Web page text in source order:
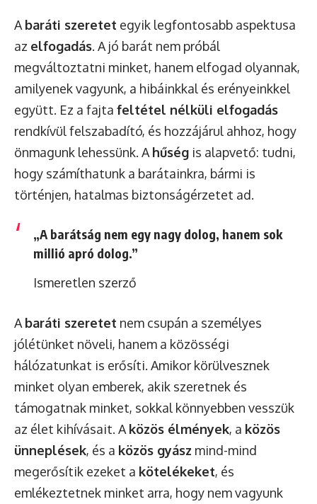
A baráti szeretet egyik legfontosabb aspektusa
az elfogadás. A jó barát nem próbál
megváltoztatni minket, hanem elfogad olyannak,
amilyenek vagyunk, a hibáinkkal és erényeinkkel
együtt. Ez a fajta feltétel nélküli elfogadás
rendkívül felszabadító, és hozzájárul ahhoz, hogy
önmagunk lehessünk. A hűség is alapvető: tudni,
hogy számíthatunk a barátainkra, bármi is
történjen, hatalmas biztonságérzetet ad.
„A barátság nem egy nagy dolog, hanem sok
millió apró dolog.”
Ismeretlen szerző
A baráti szeretet nem csupán a személyes
jólétünket növeli, hanem a közösségi
hálózatunkat is erősíti. Amikor körülvesznek
minket olyan emberek, akik szeretnek és
támogatnak minket, sokkal könnyebben vesszük
az élet kihívásait. A közös élmények, a közös
ünneplések, és a közös gyász mind-mind
megerősítik ezeket a kötelékeket, és
emlékeztetnek minket arra, hogy nem vagyunk